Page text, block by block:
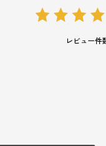
レビュー件